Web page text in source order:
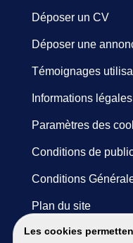
Les cookies
Déposer un CV
Déposer une
Témoignages
Informations légales
Paramètres des
Conditions de
Conditions
Plan du site